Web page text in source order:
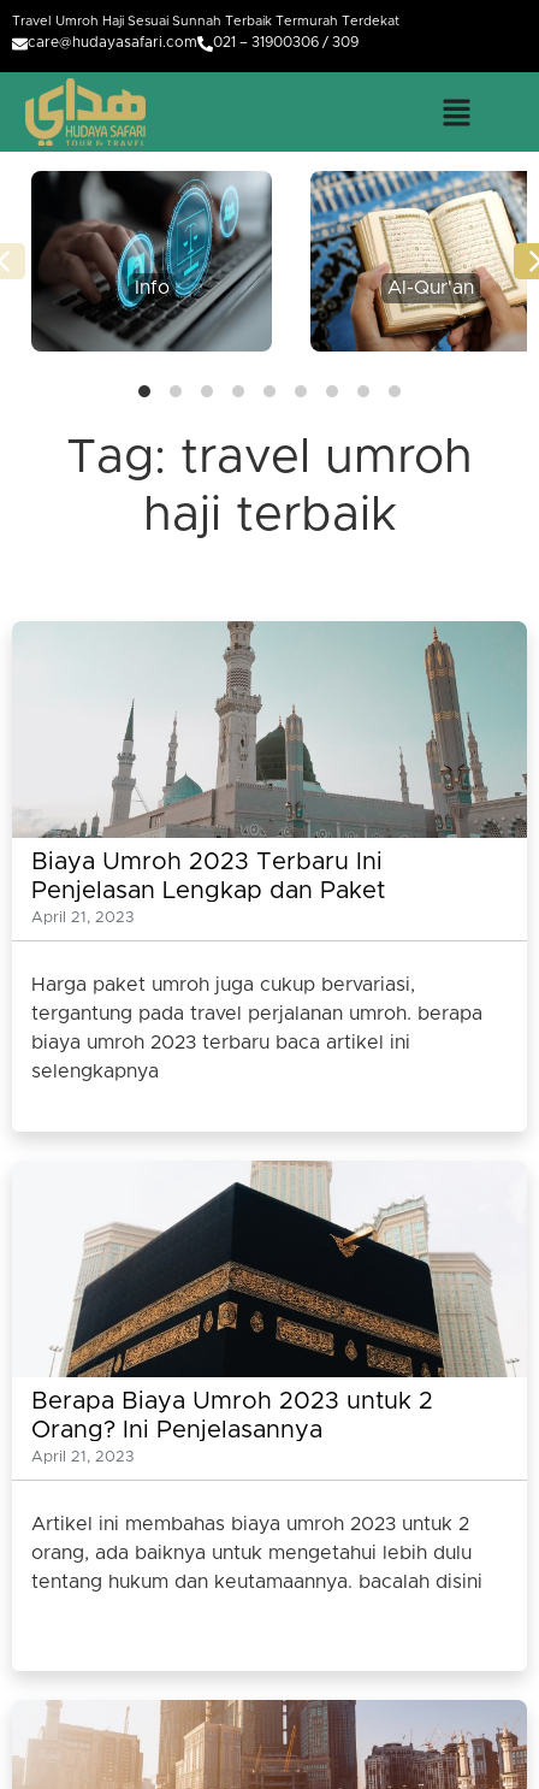
Travel Umroh Haji Sesuai Sunnah Terbaik Termurah Terdekat
care@hudayasafari.com 021 – 31900306 / 309
Info Al-Qur'an
Tag: travel umroh
haji terbaik
Biaya Umroh 2023 Terbaru Ini
Penjelasan Lengkap dan Paket
Umrohnya
April 21, 2023
Harga paket umroh juga cukup bervariasi,
tergantung pada travel perjalanan umroh. berapa
biaya umroh 2023 terbaru baca artikel ini
selengkapnya
Berapa Biaya Umroh 2023 untuk 2
Orang? Ini Penjelasannya
April 21, 2023
Artikel ini membahas biaya umroh 2023 untuk 2
orang, ada baiknya untuk mengetahui lebih dulu
tentang hukum dan keutamaannya. bacalah disini